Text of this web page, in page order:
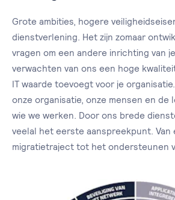
Grote ambities, hogere
dienstverlening. Het zijn zomaar
vragen om een andere inrichting van
verwachten van ons een hoge
IT waarde toevoegt voor je
onze organisatie, onze mensen en de
wie we werken. Door ons brede
veelal het eerste aanspreekpunt. Van
migratietraject tot het ondersteunen